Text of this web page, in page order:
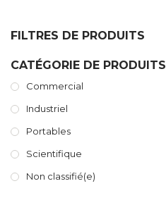
FILTRES DE PRODUITS
CATÉGORIE DE PRODUITS
Commercial
Industriel
Portables
Scientifique
Non classifié(e)